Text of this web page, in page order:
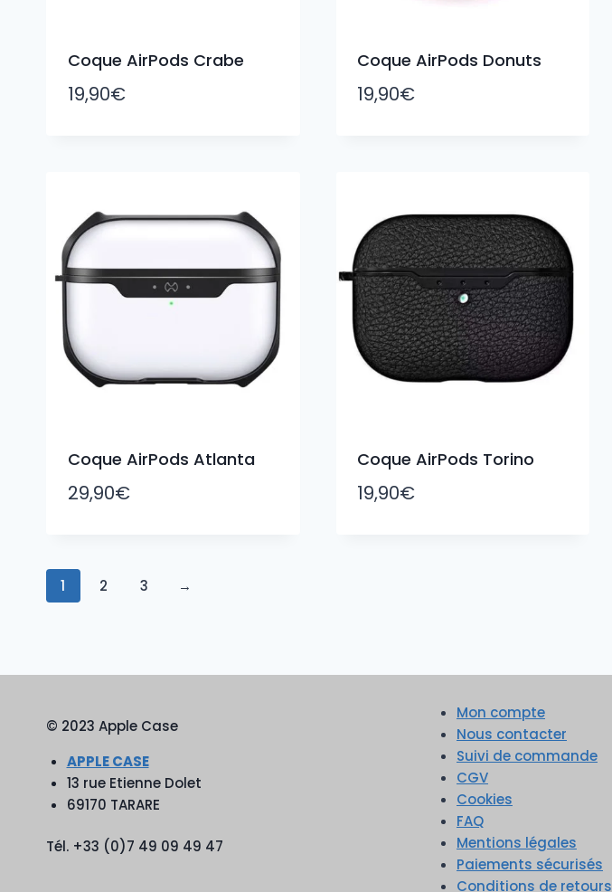
Coque AirPods Crabe
19,90€
Coque AirPods Donuts
19,90€
Coque AirPods Atlanta
29,90€
Coque AirPods Torino
19,90€
1 2 3 →
© 2023 Apple Case
APPLE CASE
13 rue Etienne Dolet
69170 TARARE
Tél. +33 (0)7 49 09 49 47
Mon compte
Nous contacter
Suivi de commande
CGV
Cookies
FAQ
Mentions légales
Paiements sécurisés
Conditions de retours